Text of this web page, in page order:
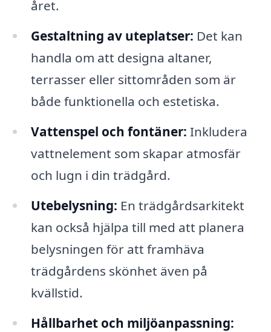
året.
Gestaltning av uteplatser: Det kan
handla om att designa altaner,
terrasser eller sittområden som är
både funktionella och estetiska.
Vattenspel och fontäner: Inkludera
vattnelement som skapar atmosfär
och lugn i din trädgård.
Utebelysning: En trädgårdsarkitekt
kan också hjälpa till med att planera
belysningen för att framhäva
trädgårdens skönhet även på
kvällstid.
Hållbarhet och miljöanpassning: